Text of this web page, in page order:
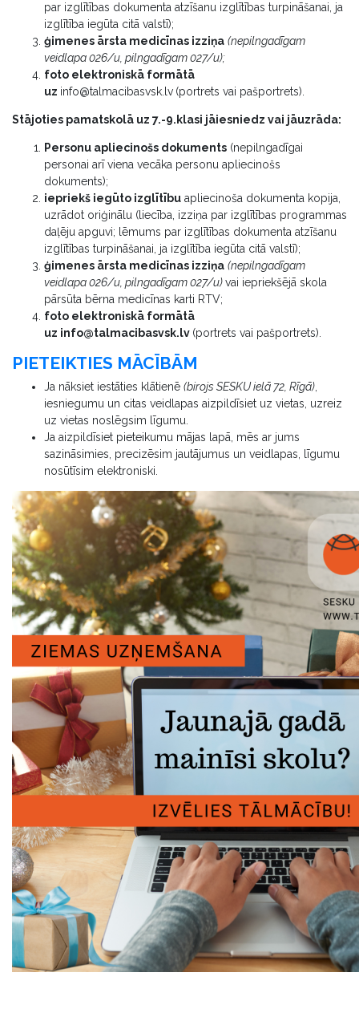
par izglītības dokumenta atzīšanu izglītības turpināšanai, ja
izglītība iegūta citā valstī);
ģimenes ārsta medicīnas izziņa (nepilngadīgam
veidlapa 026/u, pilngadīgam 027/u);
foto elektroniskā formātā
uz info@talmacibasvsk.lv (portrets vai pašportrets).
Stājoties pamatskolā uz 7.-9.klasi jāiesniedz vai jāuzrāda:
Personu apliecinošs dokuments (nepilngadīgai
personai arī viena vecāka personu apliecinošs
dokuments);
iepriekš iegūto izglītību apliecinoša dokumenta kopija,
uzrādot oriģinālu (liecība, izziņa par izglītības programmas
daļēju apguvi; lēmums par izglītības dokumenta atzīšanu
izglītības turpināšanai, ja izglītība iegūta citā valstī);
ģimenes ārsta medicīnas izziņa (nepilngadīgam
veidlapa 026/u, pilngadīgam 027/u)vai iepriekšējā skola
pārsūta bērna medicīnas karti RTV;
foto elektroniskā formātā
uz info@talmacibasvsk.lv (portrets vai pašportrets).
PIETEIKTIES MĀCĪBĀM
Ja nāksiet iestāties klātienē (birojs SESKU ielā 72, Rīgā)
iesniegumu un citas veidlapas aizpildīsiet uz vietas, uzreiz
uz vietas noslēgsim līgumu.
Ja aizpildīsiet pieteikumu mājas lapā, mēs ar jums
sazināsimies, precizēsim jautājumus un veidlapas, līgumu
nosūtīsim elektroniski.